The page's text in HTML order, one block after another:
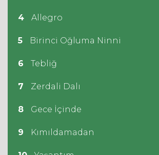
4 Allegro
5 Birinci Oğluma Ninni
6 Tebliğ
7 Zerdali Dalı
8 Gece İçinde
9 Kımıldamadan